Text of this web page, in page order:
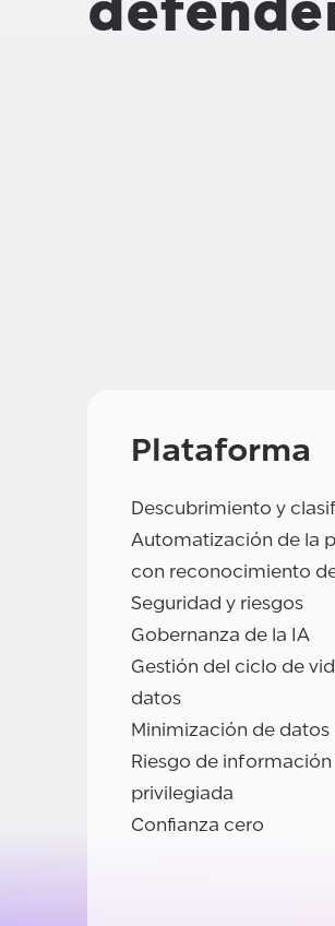
Plataforma
Descubrimiento y
Automatización de la
con reconocimiento
Seguridad y riesgos
Gobernanza de la IA
Gestión del ciclo de
datos
Minimización de datos
Riesgo de información
privilegiada
Confianza cero